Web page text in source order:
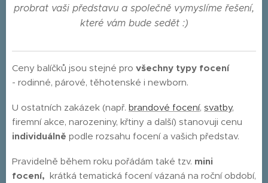
probrat vaši představu a společně vymyslíme řešení,
které vám bude sedět :)
Ceny balíčků jsou stejné pro všechny typy focení
- rodinné, párové, těhotenské i newborn.
U ostatních zakázek (např. brandové focení, svatby,
firemní akce, narozeniny, křtiny a další) stanovuji cenu
individuálně podle rozsahu focení a vašich představ.
Pravidelně během roku pořádám také tzv. mini
focení, krátká tematická focení vázaná na roční období,